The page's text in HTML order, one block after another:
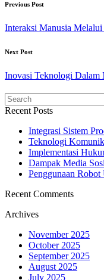
Previous Post
Interaksi Manusia
Next Post
Inovasi Teknologi Dalam
Recent Posts
Integrasi Sistem
Teknologi
Implementasi
Dampak Media
Penggunaan
Recent Comments
Archives
November 2025
October 2025
September 2025
August 2025
July 2025